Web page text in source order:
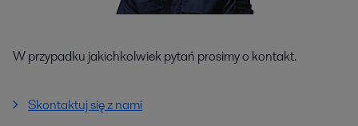
W przypadku jakichkolwiek pytań prosimy o kontakt.
Skontaktuj się z nami